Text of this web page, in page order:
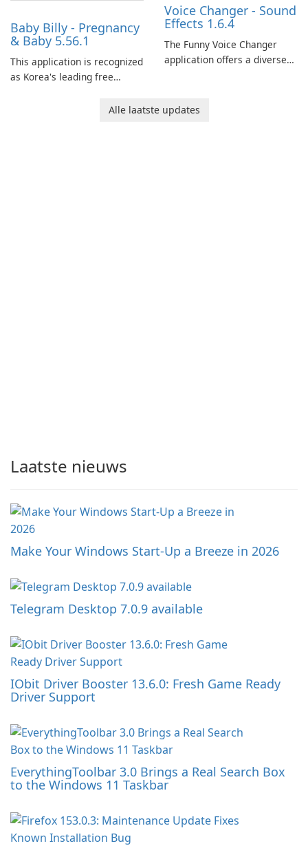
Baby Billy - Pregnancy
& Baby 5.56.1
This application is recognized
as Korea's leading free
baby tracking, offering
Voice Changer - Sound
Effects 1.6.4
The Funny Voice Changer
application offers a diverse
users with robust
customization options for
Alle laatste updates
Laatste nieuws
Make Your Windows Start-Up a Breeze in 2026
Telegram Desktop 7.0.9 available
IObit Driver Booster 13.6.0: Fresh Game Ready
Driver Support
EverythingToolbar 3.0 Brings a Real Search Box
to the Windows 11 Taskbar